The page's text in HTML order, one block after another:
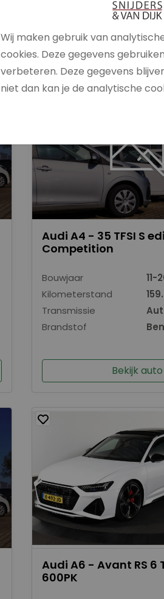
Bekijk auto
Audi A4 - 35 TFSI S
Competition
Bouwjaar
11-
Kilometerstand
Transmissie
Brandstof
Bekijk auto
Audi A6 - Avant RS 6
600PK
Wij maken gebruik van
cookies. Deze gegevens
verbeteren. Deze gegevens
niet dan kan je de analytische